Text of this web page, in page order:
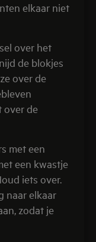
elkaar niet
over het
de blokjes
over de
over de
met een
een kwastje
iets over.
naar elkaar
zodat je